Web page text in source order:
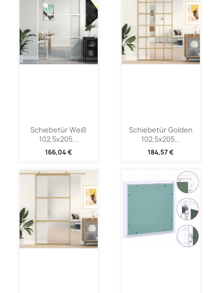
Schiebetür Weiß
102,5x205...
166,04 €
Schiebetür Golden
102,5x205...
184,57 €